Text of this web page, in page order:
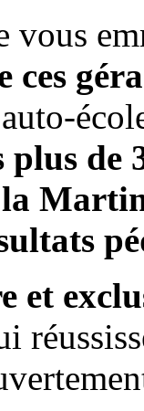
vous
ces
de
la
et